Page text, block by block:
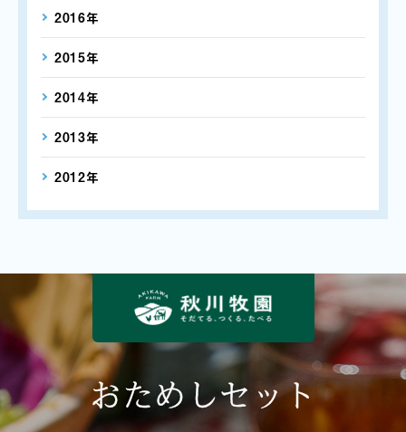
2016年
2015年
2014年
2013年
2012年
おためしセット